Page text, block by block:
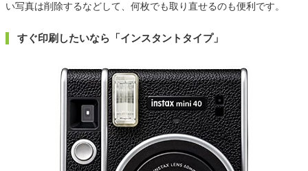
い写真は削除するなどして、何枚でも取り直せるのも便利です。
すぐ印刷したいなら「インスタントタイプ」